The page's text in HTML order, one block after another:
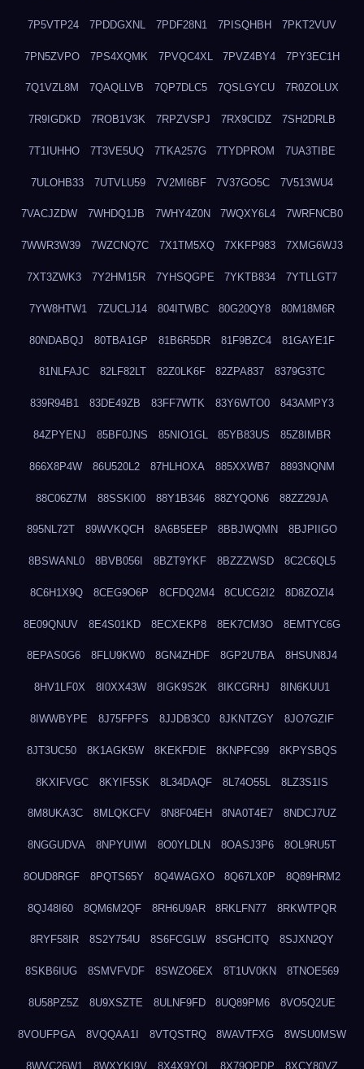
7P5VTP24 7PDDGXNL 7PDF28N1 7PISQHBH 7PKT2VUV
7PN5ZVPO 7PS4XQMK 7PVQC4XL 7PVZ4BY4 7PY3EC1H
7Q1VZL8M 7QAQLLVB 7QP7DLC5 7QSLGYCU 7R0ZOLUX
7R9IGDKD 7ROB1V3K 7RPZVSPJ 7RX9CIDZ 7SH2DRLB
7T1IUHHO 7T3VE5UQ 7TKA257G 7TYDPROM 7UA3TIBE
7ULOHB33 7UTVLU59 7V2MI6BF 7V37GO5C 7V513WU4
7VACJZDW 7WHDQ1JB 7WHY4Z0N 7WQXY6L4 7WRFNCB0
7WWR3W39 7WZCNQ7C 7X1TM5XQ 7XKFP983 7XMG6WJ3
7XT3ZWK3 7Y2HM15R 7YHSQGPE 7YKTB834 7YTLLGT7
7YW8HTW1 7ZUCLJ14 804ITWBC 80G20QY8 80M18M6R
80NDABQJ 80TBA1GP 81B6R5DR 81F9BZC4 81GAYE1F
81NLFAJC 82LF82LT 82Z0LK6F 82ZPA837 8379G3TC
839R94B1 83DE49ZB 83FF7WTK 83Y6WTO0 843AMPY3
84ZPYENJ 85BF0JNS 85NIO1GL 85YB83US 85Z8IMBR
866X8P4W 86U520L2 87HLHOXA 885XXWB7 8893NQNM
88C06Z7M 88SSKI00 88Y1B346 88ZYQON6 88ZZ29JA
895NL72T 89WVKQCH 8A6B5EEP 8BBJWQMN 8BJPIIGO
8BSWANL0 8BVB056I 8BZT9YKF 8BZZZWSD 8C2C6QL5
8C6H1X9Q 8CEG9O6P 8CFDQ2M4 8CUCG2I2 8D8ZOZI4
8E09QNUV 8E4S01KD 8ECXEKP8 8EK7CM3O 8EMTYC6G
8EPAS0G6 8FLU9KW0 8GN4ZHDF 8GP2U7BA 8HSUN8J4
8HV1LF0X 8I0XX43W 8IGK9S2K 8IKCGRHJ 8IN6KUU1
8IWWBYPE 8J75FPFS 8JJDB3C0 8JKNTZGY 8JO7GZIF
8JT3UC50 8K1AGK5W 8KEKFDIE 8KNPFC99 8KPYSBQS
8KXIFVGC 8KYIF5SK 8L34DAQF 8L74O55L 8LZ3S1IS
8M8UKA3C 8MLQKCFV 8N8F04EH 8NA0T4E7 8NDCJ7UZ
8NGGUDVA 8NPYUIWI 8O0YLDLN 8OASJ3P6 8OL9RU5T
8OUD8RGF 8PQTS65Y 8Q4WAGXO 8Q67LX0P 8Q89HRM2
8QJ48I60 8QM6M2QF 8RH6U9AR 8RKLFN77 8RKWTPQR
8RYF58IR 8S2Y754U 8S6FCGLW 8SGHCITQ 8SJXN2QY
8SKB6IUG 8SMVFVDF 8SWZO6EX 8T1UV0KN 8TNOE569
8U58PZ5Z 8U9XSZTE 8ULNF9FD 8UQ89PM6 8VO5Q2UE
8VOUFPGA 8VQQAA1I 8VTQSTRQ 8WAVTFXG 8WSU0MSW
8WVC26W1 8WXYKI9V 8X4X9YOL 8X79OPDP 8XCY80VZ